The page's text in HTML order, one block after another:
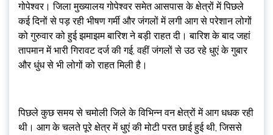
गोपेश्वर। जिला मुख्यालय गोपेश्वर समेत आसपास के क्षेत्रों में पिछले
कई दिनों से पड़ रही भीषण गर्मी और जंगलों में लगी आग से परेशान लोगों
को गुरुवार को हुई झमाझम बारिश ने बड़ी राहत दी। बारिश के बाद जहां
तापमान में भारी गिरावट दर्ज की गई, वहीं जंगलों से उठ रहे धुएं के गुबार
और धुंध से भी लोगों को राहत मिली है।
पिछले कुछ समय से चमोली जिले के विभिन्न वन क्षेत्रों में आग धधक रही
थी। आग के चलते पूरे क्षेत्र में धुएं की मोटी परत छाई हुई थी, जिससे